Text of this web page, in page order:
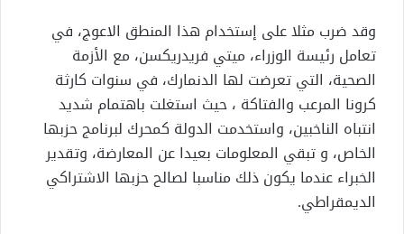
وقد ضرب مثلا على إستخدام هذا المنطق الاعوج، في
تعامل رئيسة الوزراء، ميتي فريدريكسن، مع الأزمة
الصحية، التي تعرضت لها الدنمارك، في سنوات كارثة
كرونا المرعب والفتاكة ، حيث استغلت باهتمام شديد
انتباه الناخبين، واستخدمت الدولة كمحرك لبرنامج حزبها
الخاص، و تبقي المعلومات بعيدا عن المعارضة، وتقدير
الخبراء عندما يكون ذلك مناسبا لصالح حزبها الاشتراكي
الديمقراطي.